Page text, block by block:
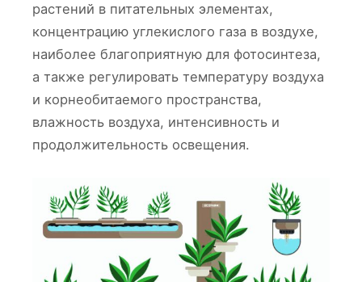
растений в питательных элементах,
концентрацию углекислого газа в воздухе,
наиболее благоприятную для фотосинтеза,
а также регулировать температуру воздуха
и корнеобитаемого пространства,
влажность воздуха, интенсивность и
продолжительность освещения.